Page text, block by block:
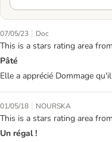
07/05/23 | Doc
This is a stars rating area
Pâté
Elle a apprécié Dommage
01/05/18 | NOURSKA
This is a stars rating area
Un régal !